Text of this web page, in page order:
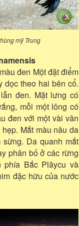
mỹ Trung
đen Một đặt điểm
dọc theo hai bên cổ.
đen. Mặt lưng có
mỗi một lông có
đen với một vài vân
Mắt màu nâu da
Da quanh mắt
phân bố ở các rừng
phía Bắc Plâycu và
đặc hữu của nước